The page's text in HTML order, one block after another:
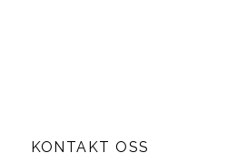
KONTAKT OSS